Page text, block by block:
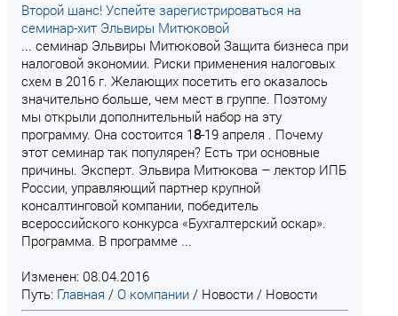
Второй шанс! Успейте зарегистрироваться на
семинар-хит Эльвиры Митюковой
... семинар Эльвиры Митюковой Защита бизнеса при
налоговой экономии. Риски применения налоговых
схем в 2016 г. Желающих посетить его оказалось
значительно больше, чем мест в группе. Поэтому
мы открыли дополнительный набор на эту
программу. Она состоится 18-19 апреля . Почему
этот семинар так популярен? Есть три основные
причины. Эксперт. Эльвира Митюкова – лектор ИПБ
России, управляющий партнер крупной
консалтинговой компании, победитель
всероссийского конкурса «Бухгалтерский оскар».
Программа. В программе ...
Изменен: 08.04.2016
Путь: Главная / О компании / Новости / Новости